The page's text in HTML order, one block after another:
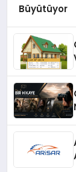
Büyütüyor